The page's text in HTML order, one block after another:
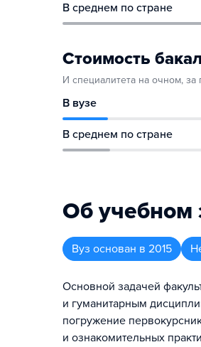
В среднем по стране
Стоимость
И специалитета на очном, за
В вузе
В среднем по стране
Об учебном
Вуз основан в 2015
Основной задачей
и гуманитарным
погружение
и ознакомительных